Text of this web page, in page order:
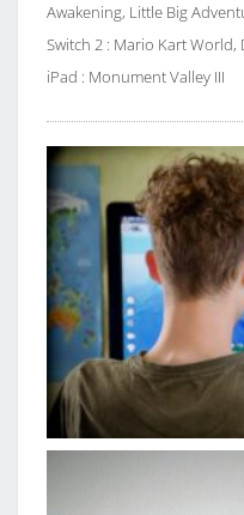
Awakening, Little Big
Switch 2 : Mario Kart World,
iPad : Monument Valley III